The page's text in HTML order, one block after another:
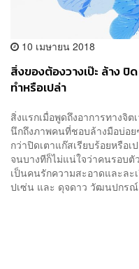
10 เมษายน 2018
สิ่งของต้องวางเป๊ะ ล้าง ปิ
ทำหรือเปล่า
สิ่งแรกเมื่อพูดถึงอาการทางจิ
นึกถึงภาพคนที่ชอบล้างมือบ่อย
กว่าปิดเตาแก๊สเรียบร้อยหรือ
จนบางทีก็ไม่แน่ใจว่าคนรอบตั
เป็นคนรักความสะอาดและล
ปเซ่น และ ดุจดาว วัฒนปกร